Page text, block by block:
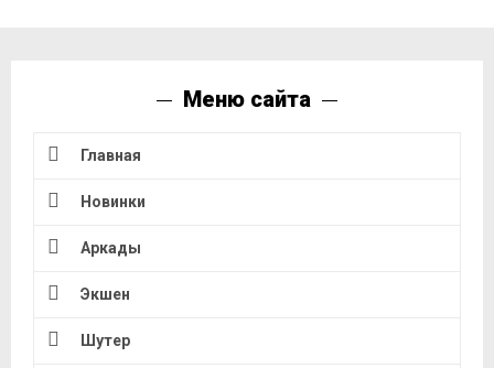
Меню сайта
Главная
Новинки
Аркады
Экшен
Шутер